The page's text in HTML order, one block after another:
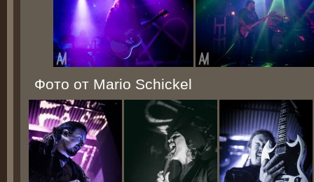
Фото от Mario Schickel